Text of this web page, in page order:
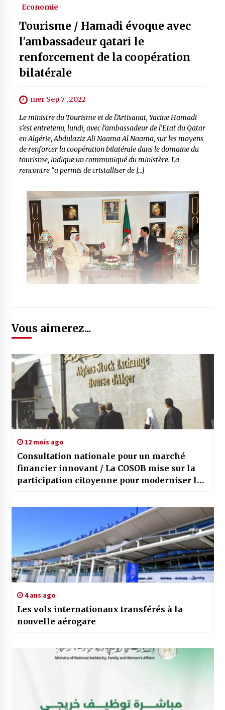
Economie
Tourisme / Hamadi évoque avec
l'ambassadeur qatari le
renforcement de la coopération
bilatérale
mer Sep 7 , 2022
Le ministre du Tourisme et de l’Artisanat, Yacine Hamadi
s’est entretenu, lundi, avec l’ambassadeur de l’Etat du Qatar
en Algérie, Abdulaziz Ali Naama Al Naama, sur les moyens
de renforcer la coopération bilatérale dans le domaine du
tourisme, indique un communiqué du ministère. La
rencontre “a permis de cristalliser de […]
Vous aimerez...
12 mois ago
Consultation nationale pour un marché
financier innovant / La COSOB mise sur la
participation citoyenne pour moderniser la
4 ans ago
Les vols internationaux transférés à la
nouvelle aérogare